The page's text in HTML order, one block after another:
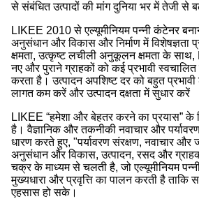
से संबंधित उत्पादों की मांग दुनिया भर में तेजी से
LIKEE 2010 से एल्यूमीनियम पन्नी कंटेनर
अनुसंधान और विकास और निर्माण में विशेषज्ञता
क्षमता, उत्कृष्ट लचीली अनुकूलन क्षमता के
नए और पुराने ग्राहकों को कई प्रभावी स्वचालित
करता है। उत्पादन अपशिष्ट दर को बहुत
लागत कम करें और उत्पादन दक्षता में सुधार करें
LIKEE “हमेशा और बेहतर करने का प्रयास” के
है। वैज्ञानिक और तकनीकी नवाचार और
धारण करते हुए, "पर्यावरण संरक्षण, नवाचार और
अनुसंधान और विकास, उत्पादन, रसद और
चक्र के माध्यम से चलती है, जो एल्यूमीनियम
मुख्यधारा और प्रवृत्ति का पालन करती है ताकि
एहसास हो सके।